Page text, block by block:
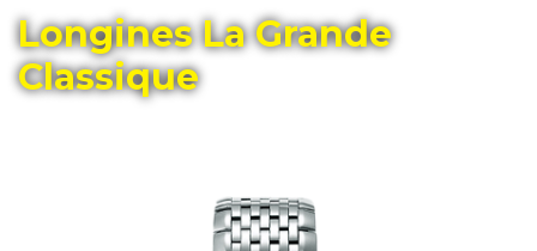
Longines La Grande
Classique